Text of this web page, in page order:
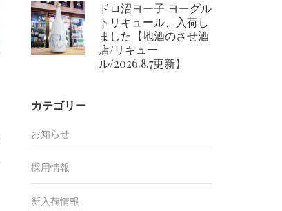
ドロ沼ヨー子 ヨーグル
トリキュール、入荷し
ました【地酒のさせ酒
店/リキュー
ル/2026.8.7更新】
カテゴリー
お知らせ
採用情報
新入荷情報